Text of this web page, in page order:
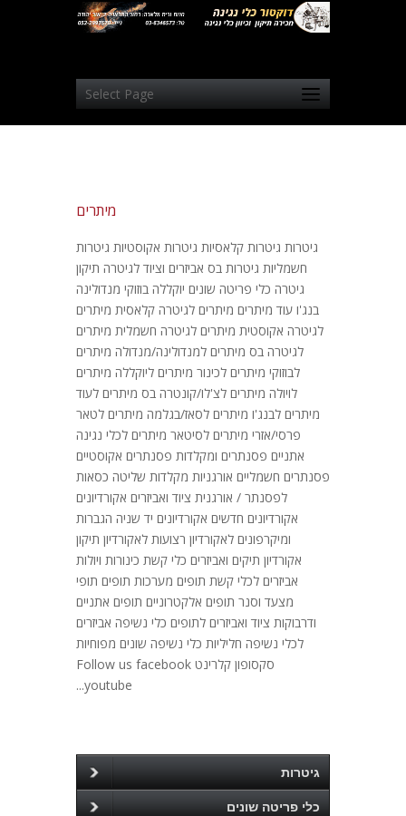
Select Page
מיתרים
גיטרות גיטרות קלאסיות גיטרות אקוסטיות גיטרות
חשמליות גיטרות בס אביזרים וציוד לגיטרה תיקון
גיטרה כלי פריטה שונים יוקללה בוזוקי מנדולינה
בנג'ו עוד מיתרים מיתרים לגיטרה קלאסית מיתרים
לגיטרה אקוסטית מיתרים לגיטרה חשמלית מיתרים
לגיטרה בס מיתרים למנדולינה/מנדולה מיתרים
לבוזוקי מיתרים לכינור מיתרים ליוקללה מיתרים
לויולה מיתרים לצ'לו/קונטרה בס מיתרים לעוד
מיתרים לבנג'ו מיתרים לסאז/בגלמה מיתרים לטאר
פרסי/אזרי מיתרים לסיטאר מיתרים לכלי נגינה
אתניים פסנתרים ומקלדות פסנתרים אקוסטיים
פסנתרים חשמליים אורגניות מקלדות שליטה כסאות
לפסנתר / אורגנית ציוד ואביזרים אקורדיונים
אקורדיונים חדשים אקורדיונים יד שניה הגברות
ומיקרפונים לאקורדיון רצועות לאקורדיון תיקון
אקורדיון תיקים ואביזרים כלי קשת כינורות ויולות
אביזרים לכלי קשת תופים מערכות תופים תופי
מצעד וסנר תופים אלקטרוניים תופים אתניים
ודרבוקות ציוד ואביזרים לתופים כלי נשיפה אביזרים
לכלי נשיפה חליליות כלי נשיפה שונים מפוחיות
סקסופון קלרינט Follow us facebook
youtube...
גיטרות
כלי פריטה שונים